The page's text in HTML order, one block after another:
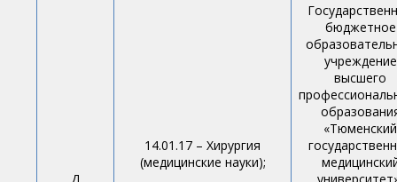
Д
14.01.17 – Хирургия
(медицинские науки);
бюджетное
учреждение
высшего
«Тюменский